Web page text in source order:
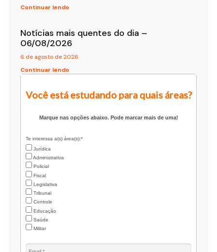
Continuar lendo
Notícias mais quentes do dia –
06/08/2026
6 de agosto de 2026
Continuar lendo
Você está estudando para quais áreas?
Marque nas opções abaixo. Pode marcar mais de uma!
Te interessa a(s) área(s):*
Jurídica
Administrativa
Policial
Fiscal
Legislativa
Tribunal
Controle
Educação
Saúde
Militar